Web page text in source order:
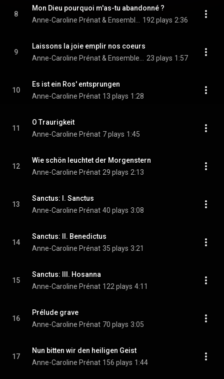
8
Mon Dieu pourquoi m'as-tu abandonné ?
192 plays 2:36
9
Laissons la joie emplir nos coeurs
23 plays 1:57
10
Es ist ein Ros' entsprungen
Anne-Caroline Prénat 13 plays 1:28
11
O Traurigkeit
Anne-Caroline Prénat 7 plays 1:45
12
Wie schön leuchtet der Morgenstern
Anne-Caroline Prénat 29 plays 2:13
13
Sanctus: I. Sanctus
Anne-Caroline Prénat 40 plays 3:08
14
Sanctus: II. Benedictus
Anne-Caroline Prénat 35 plays 3:21
15
Sanctus: III. Hosanna
Anne-Caroline Prénat 122 plays 4:11
16
Prélude grave
Anne-Caroline Prénat 70 plays 3:05
17
Nun bitten wir den heiligen Geist
Anne-Caroline Prénat 156 plays 1:44